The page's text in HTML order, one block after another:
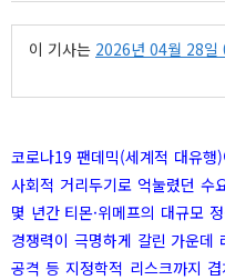
이 기사는 2026년 04월 28일
코로나19 팬데믹(세계적 대유행
사회적 거리두기로 억눌렸던 수
몇 년간 티몬·위메프의 대규모
경쟁력이 극명하게 갈린 가운데
공격 등 지정학적 리스크까지